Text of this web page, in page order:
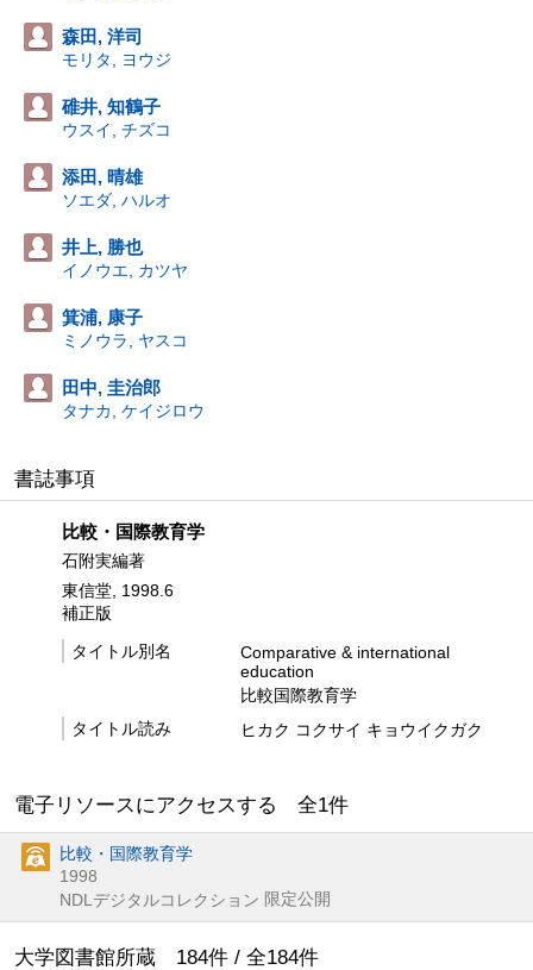
森田, 洋司
モリタ, ヨウジ
碓井, 知鶴子
ウスイ, チズコ
添田, 晴雄
ソエダ, ハルオ
井上, 勝也
イノウエ, カツヤ
箕浦, 康子
ミノウラ, ヤスコ
田中, 圭治郎
タナカ, ケイジロウ
書誌事項
比較・国際教育学
石附実編著
東信堂, 1998.6
補正版
タイトル別名
Comparative & international
education
比較国際教育学
タイトル読み
ヒカク コクサイ キョウイクガク
電子リソースにアクセスする 全1件
比較・国際教育学
1998
NDLデジタルコレクション 限定公開
大学図書館所蔵 184件 / 全184件